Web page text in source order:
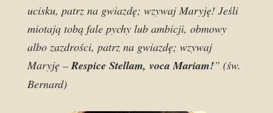
ucisku, patrz na gwiazdę; wzywaj Maryję! Jeśli
miotają tobą fale pychy lub ambicji, obmowy
albo zazdrości, patrz na gwiazdę; wzywaj
Maryję –Respice Stellam, voca Mariam!” (św.
Bernard)